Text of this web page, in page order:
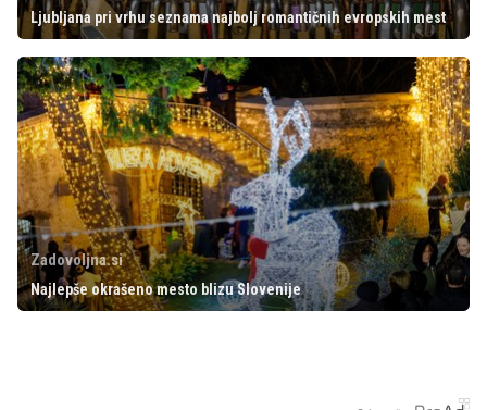
Ljubljana pri vrhu seznama najbolj romantičnih evropskih mest
Zadovoljna.si
Najlepše okrašeno mesto blizu Slovenije